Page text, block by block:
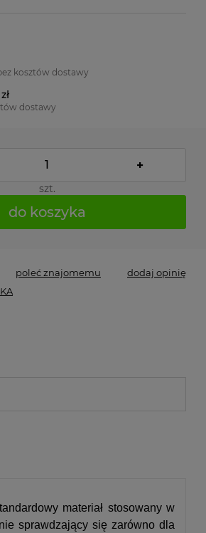
kosztów dostawy
dostawy
+
szt.
do koszyka
poleć znajomemu
dodaj opinię
materiał stosowany w
sprawdzający się zarówno dla